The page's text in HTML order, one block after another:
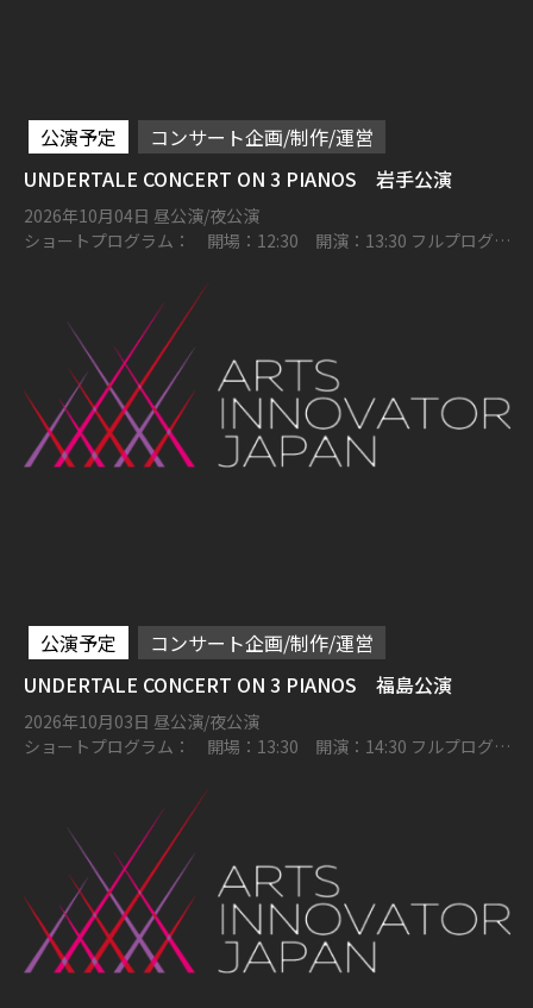
公演予定
コンサート企画/制作/運営
UNDERTALE CONCERT ON 3 PIANOS 岩手公演
2026年10月04日 昼公演/夜公演
ショートプログラム： 開場：12:30 開演：13:30 フルプログラ
公演予定
コンサート企画/制作/運営
UNDERTALE CONCERT ON 3 PIANOS 福島公演
2026年10月03日 昼公演/夜公演
ショートプログラム： 開場：13:30 開演：14:30 フルプログラ
ー（福島県文化センター）